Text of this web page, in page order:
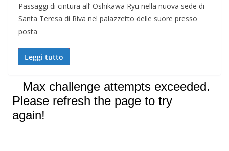
Passaggi di cintura all’ Oshikawa Ryu nella nuova sede di
Santa Teresa di Riva nel palazzetto delle suore presso
posta
Leggi tutto